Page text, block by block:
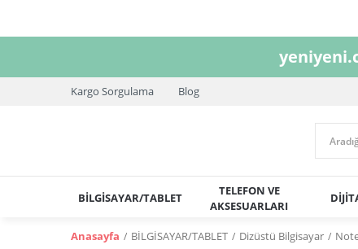
Kargo Sorgulama Blog
BİLGİSAYAR/TABLET
TELEFON VE
AKSESUARLARI
Anasayfa BİLGİSAYAR/TABLET Dizüstü Bilgisayar